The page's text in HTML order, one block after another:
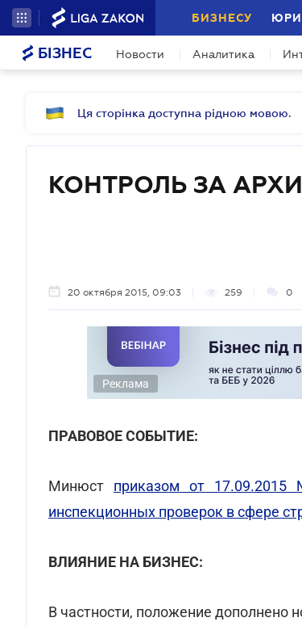
БИЗНЕСУ
БІЗНЕС Новости Аналитика
Ця сторінка доступна рідною мовою.
КОНТРОЛЬ ЗА
20 октября 2015, 09:03 259 0
Реклама
ПРАВОВОЕ СОБЫТИЕ:
Минюст приказом от
инспекционных проверок в сфере
ВЛИЯНИЕ НА БИЗНЕС:
В частности, положение дополнено